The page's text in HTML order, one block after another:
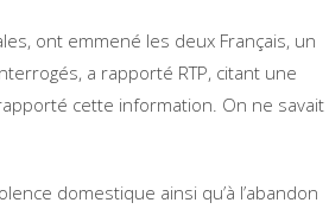
ont emmené les deux Français, un
a rapporté RTP, citant une
cette information. On ne savait
domestique ainsi qu’à l’abandon